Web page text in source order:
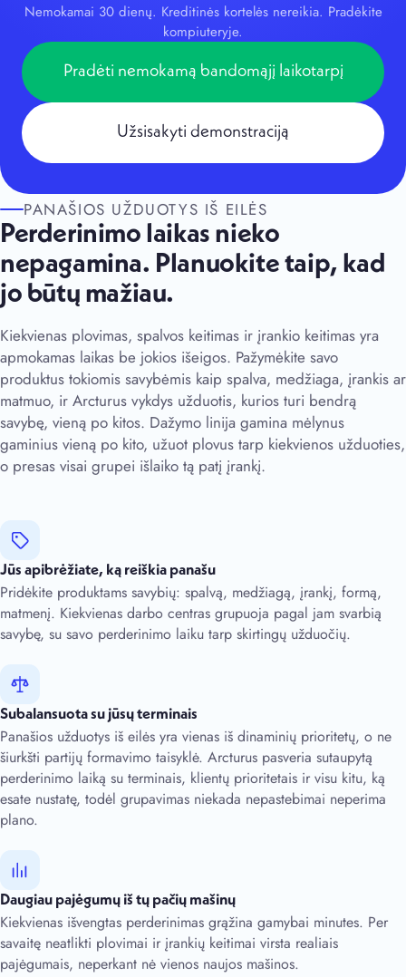
Nemokamai 30 dienų. Kreditinės kortelės nereikia. Pradėkite
kompiuteryje.
Pradėti nemokamą bandomąjį laikotarpį
Užsisakyti demonstraciją
PANAŠIOS UŽDUOTYS IŠ EILĖS
Perderinimo laikas nieko
nepagamina. Planuokite taip, kad
jo būtų mažiau.
Kiekvienas plovimas, spalvos keitimas ir įrankio keitimas yra
apmokamas laikas be jokios išeigos. Pažymėkite savo
produktus tokiomis savybėmis kaip spalva, medžiaga, įrankis ar
matmuo, ir Arcturus vykdys užduotis, kurios turi bendrą
savybę, vieną po kitos. Dažymo linija gamina mėlynus
gaminius vieną po kito, užuot plovus tarp kiekvienos užduoties,
o presas visai grupei išlaiko tą patį įrankį.
Jūs apibrėžiate, ką reiškia panašu
Pridėkite produktams savybių: spalvą, medžiagą, įrankį, formą,
matmenį. Kiekvienas darbo centras grupuoja pagal jam svarbią
savybę, su savo perderinimo laiku tarp skirtingų užduočių.
Subalansuota su jūsų terminais
Panašios užduotys iš eilės yra vienas iš dinaminių prioritetų, o ne
šiurkšti partijų formavimo taisyklė. Arcturus pasveria sutaupytą
perderinimo laiką su terminais, klientų prioritetais ir visu kitu, ką
esate nustatę, todėl grupavimas niekada nepastebimai neperima
plano.
Daugiau pajėgumų iš tų pačių mašinų
Kiekvienas išvengtas perderinimas grąžina gamybai minutes. Per
savaitę neatlikti plovimai ir įrankių keitimai virsta realiais
pajėgumais, neperkant nė vienos naujos mašinos.